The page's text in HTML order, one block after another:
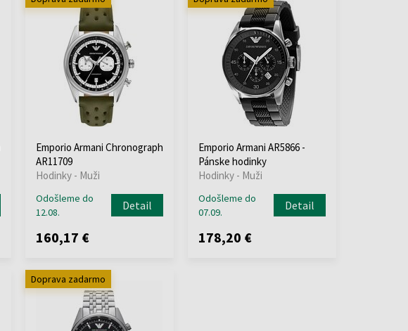
Emporio Armani Chronograph
AR11709
Hodinky - Muži
Odošleme do
12.08.
Detail
160,17 €
Emporio Armani AR5866 -
Pánske hodinky
Hodinky - Muži
Odošleme do
07.09.
Detail
178,20 €
Doprava zadarmo